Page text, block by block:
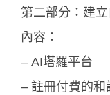
第二部分：建
內容：
– AI塔羅平台
– 註冊付費的和